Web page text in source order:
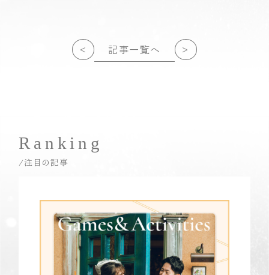
< 記事一覧へ >
Ranking
/注目の記事